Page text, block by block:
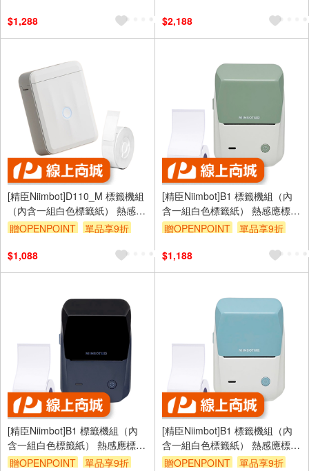
$1,288
$2,188
[精臣Niimbot]D110_M 標籤機組
（內含一組白色標籤紙） 熱感應
標籤機—白色
贈OPENPOINT
單品享9折
$1,088
[精臣Niimbot]B1 標籤機組（內
含一組白色標籤紙） 熱感應標籤
機—艾綠
贈OPENPOINT
單品享9折
$1,188
[精臣Niimbot]B1 標籤機組（內
含一組白色標籤紙） 熱感應標籤
機—湖藍灰
贈OPENPOINT
單品享9折
[精臣Niimbot]B1 標籤機組（內
含一組白色標籤紙） 熱感應標籤
機—天青
贈OPENPOINT
單品享9折